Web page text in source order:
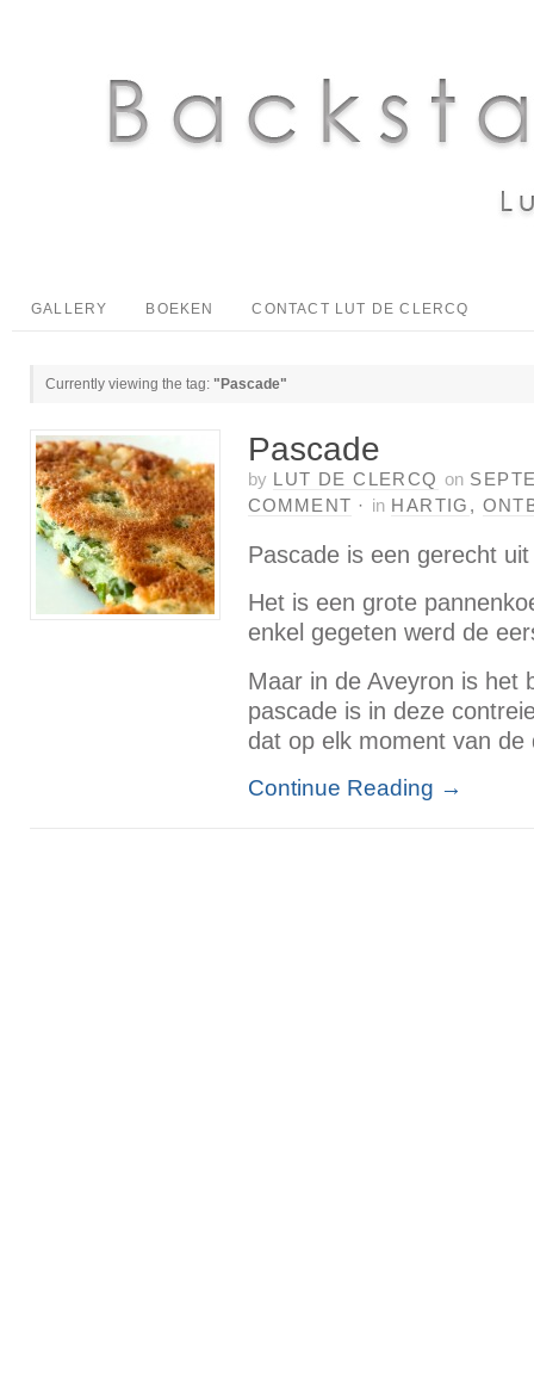
GALLERY BOEKEN CONTACT LUT DE CLERCQ
Currently viewing the tag: "Pascade"
Pascade
by LUT DE CLERCQ on
COMMENT · in HARTIG ,
Pascade is een gerecht
Het is een grote
enkel gegeten werd de
Maar in de Aveyron is het
pascade is in deze
dat op elk moment van
Continue Reading →